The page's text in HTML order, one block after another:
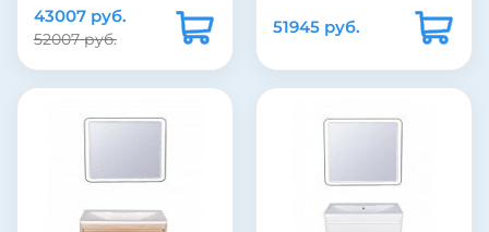
ламинат
Глубина, см:
43007 руб.
52007 руб.
стекло
51945 руб.